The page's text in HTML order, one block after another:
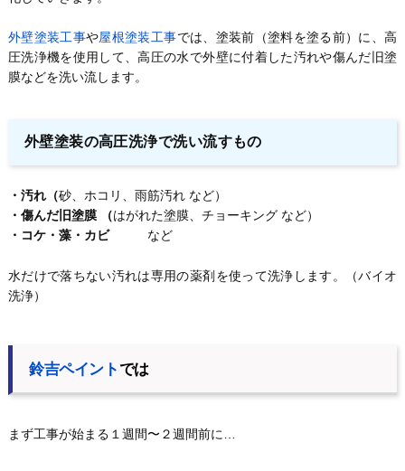
外壁塗装工事や屋根塗装工事では、塗装前（塗料を塗る前）に、高
圧洗浄機を使用して、高圧の水で外壁に付着した汚れや傷んだ旧塗
膜などを洗い流します。
外壁塗装の高圧洗浄で洗い流すもの
・汚れ（砂、ホコリ、雨筋汚れ など）
・傷んだ旧塗膜 （はがれた塗膜、チョーキング など）
・コケ・藻・カビなど
水だけで落ちない汚れは専用の薬剤を使って洗浄します。（バイオ
洗浄）
鈴吉ペイントでは
まず工事が始まる１週間〜２週間前に…